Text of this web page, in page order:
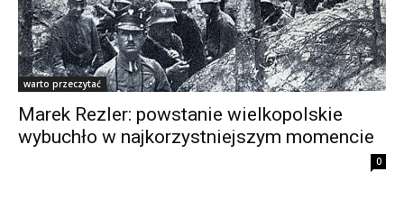
warto przeczytać
Marek Rezler: powstanie wielkopolskie
wybuchło w najkorzystniejszym momencie
0